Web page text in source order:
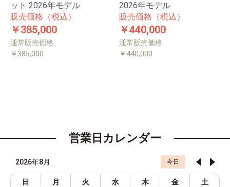
ット 2026年モデル
販売価格（税込）
￥385,000
通常販売価格
￥385,000
2026年モデル
販売価格（税込）
￥440,000
通常販売価格
￥440,000
営業日カレンダー
2026年8月 今日
日 月 火 水 木 金 土